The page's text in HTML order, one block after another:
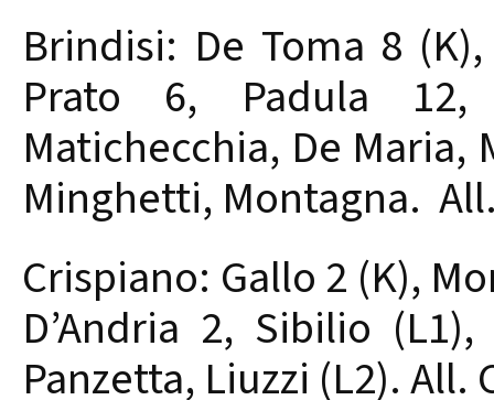
Brindisi: De Toma 8
Prato 6, Padula 12,
Matichecchia, De Maria,
Minghetti, Montagna.
Crispiano: Gallo 2 (K),
D’Andria 2, Sibilio
Panzetta, Liuzzi (L2). All.